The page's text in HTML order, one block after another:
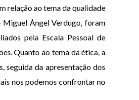
relação ao tema da qualidade
Miguel Ángel Verdugo, foram
pela Escala Pessoal de
Quanto ao tema da ética, a
seguida da apresentação dos
nos podemos confrontar no